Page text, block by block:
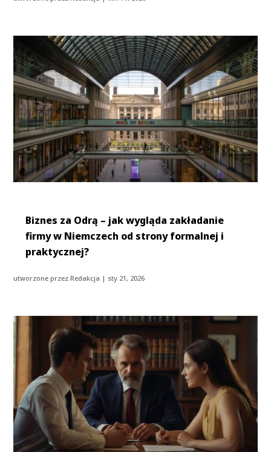
Biznes za Odrą – jak wygląda zakładanie
firmy w Niemczech od strony formalnej i
praktycznej?
utworzone przezRedakcja | sty 21, 2026